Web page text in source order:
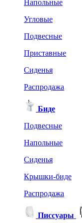
Напольные
Угловые
Подвесные
Приставные
Сиденья
Распродажа
Биде
Подвесные
Напольные
Сиденья
Крышки-биде
Распродажа
Писсуары